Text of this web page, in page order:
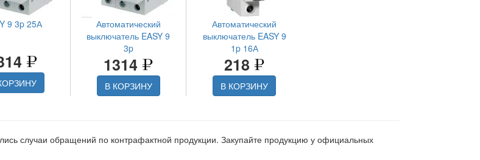
9 3p 25А
Автоматический
выключатель EASY 9
3p
1314
В КОРЗИНУ
Автоматический
выключатель EASY 9
1p 16А
218
В КОРЗИНУ
случаи обращений по контрафактной продукции. Закупайте продукцию у официальных